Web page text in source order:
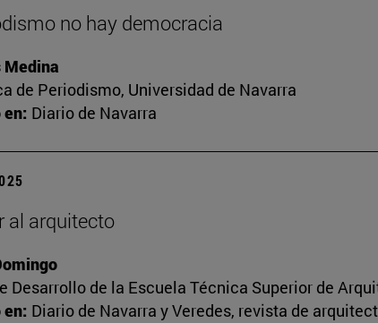
no hay democracia
Medina
de Periodismo, Universidad de Navarra
Diario de Navarra
al arquitecto
Desarrollo de la Escuela Técnica Superior de
Diario de Navarra y Veredes, revista de